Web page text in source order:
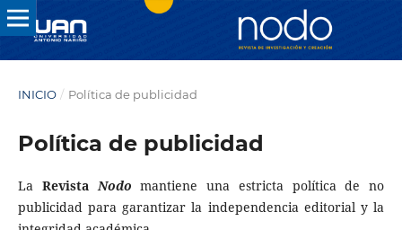
INICIO / Política de publicidad
Política de publicidad
La Revista Nodo mantiene una estricta política de no
publicidad para garantizar la independencia editorial y la